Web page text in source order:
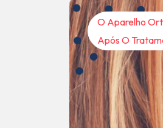
O Aparelho
Após O